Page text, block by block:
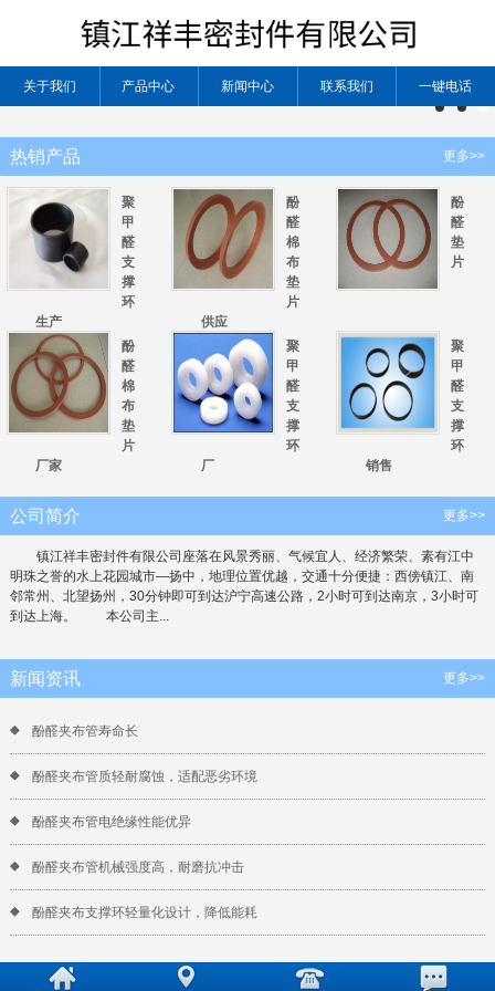
关于我们 产品中心 新闻中心 联系我们 一键电话
热销产品 更多>>
聚
甲
醛
支
撑
环
生产
酚
醛
棉
布
垫
片
供应
酚
醛
垫
片
酚
醛
棉
布
垫
片
厂家
聚
甲
醛
支
撑
环
厂
聚
甲
醛
支
撑
环
销售
公司简介 更多>>
镇江祥丰密封件有限公司座落在风景秀丽、气候宜人、经济繁荣、素有江中
明珠之誉的水上花园城市—扬中，地理位置优越，交通十分便捷：西傍镇江、南
邻常州、北望扬州，30分钟即可到达沪宁高速公路，2小时可到达南京，3小时可
到达上海。 本公司主...
新闻资讯 更多>>
酚醛夹布管寿命长
酚醛夹布管质轻耐腐蚀，适配恶劣环境
酚醛夹布管电绝缘性能优异
酚醛夹布管机械强度高，耐磨抗冲击
酚醛夹布支撑环轻量化设计，降低能耗